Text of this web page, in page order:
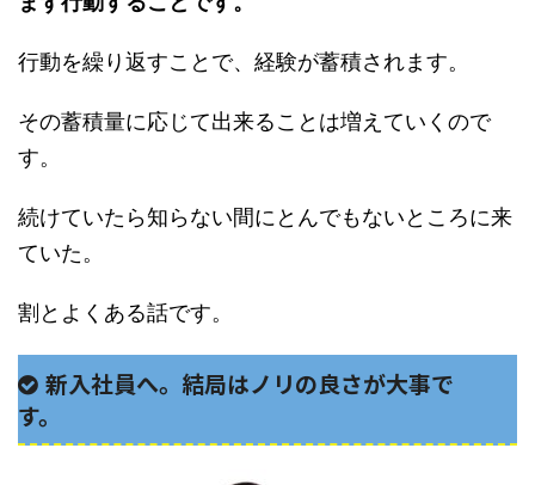
行動を繰り返すことで、経験が蓄積されます。
その蓄積量に応じて出来ることは増えていくので
す。
続けていたら知らない間にとんでもないところに来
ていた。
割とよくある話です。
新入社員へ。結局はノリの良さが大事で
す。